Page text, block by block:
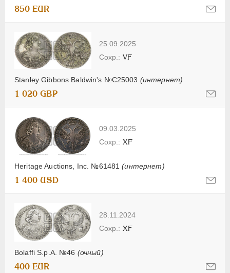
850 EUR
25.09.2025
Stanley Gibbons Baldwin's №C25003 (интернет)
VF
1 020 GBP
09.03.2025
Heritage Auctions, Inc. №61481(интернет)
XF
1 400 USD
28.11.2024
Bolaffi S.p.A. №46 (очный)
XF
400 EUR